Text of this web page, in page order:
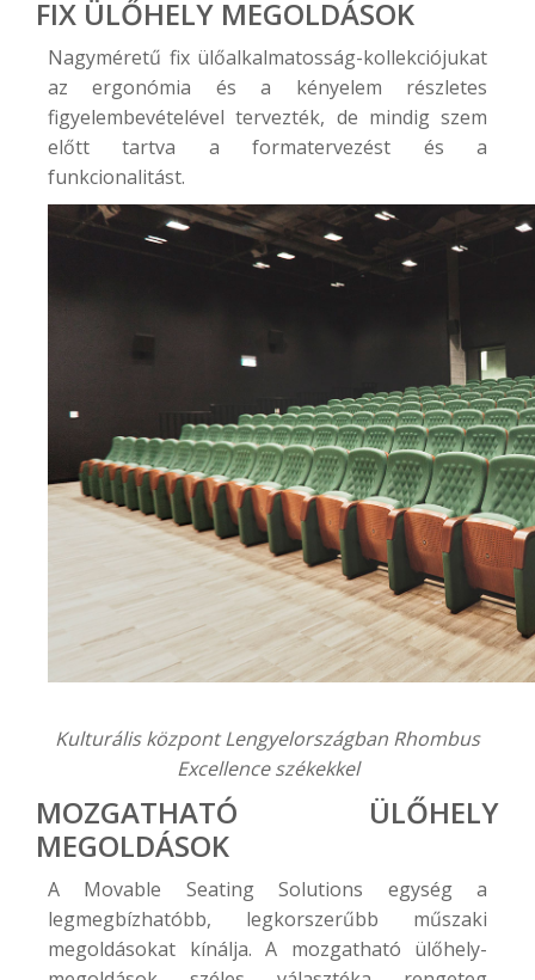
FIX ÜLŐHELY MEGOLDÁSOK
Nagyméretű fix ülőalkalmatosság-kollekciójukat
az ergonómia és a kényelem részletes
figyelembevételével tervezték, de mindig szem
előtt tartva a formatervezést és a
funkcionalitást.
Kulturális központ Lengyelországban Rhombus
Excellence székekkel
MOZGATHATÓ ÜLŐHELY
MEGOLDÁSOK
A Movable Seating Solutions egység a
legmegbízhatóbb, legkorszerűbb műszaki
megoldásokat kínálja. A mozgatható ülőhely-